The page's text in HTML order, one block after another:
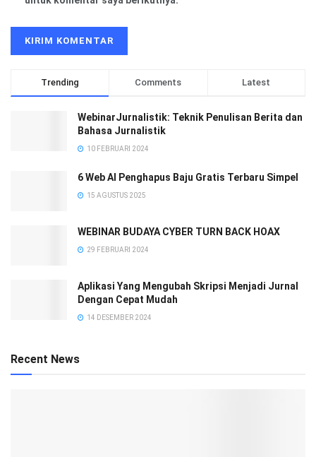
Trending Comments Latest
WebinarJurnalistik: Teknik Penulisan Berita dan
Bahasa Jurnalistik
10 FEBRUARI 2024
6 Web AI Penghapus Baju Gratis Terbaru Simpel
15 AGUSTUS 2025
WEBINAR BUDAYA CYBER TURN BACK HOAX
29 FEBRUARI 2024
Aplikasi Yang Mengubah Skripsi Menjadi Jurnal
Dengan Cepat Mudah
14 DESEMBER 2024
Recent News